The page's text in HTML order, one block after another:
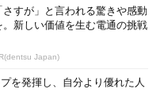
さすが」と言われる驚きや感動
。新しい価値を生む電通の挑戦
Japan)
を発揮し、自分より優れた人